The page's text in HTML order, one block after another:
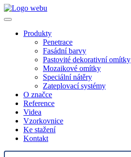
Produkty
Penetrace
Fasádní barvy
Pastovité dekorativní omítky
Mozaikové omítky
Speciální nátěry
Zateplovací systémy
O značce
Reference
Videa
Vzorkovnice
Ke stažení
Kontakt